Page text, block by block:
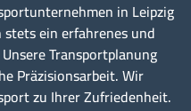
in Leipzig
ein erfahrenes und
Transportplanung
Präzisionsarbeit. Wir
zu Ihrer Zufriedenheit.